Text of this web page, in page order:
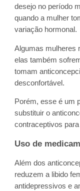
desejo no período
quando a mulher
variação hormonal.
Algumas mulheres
elas também
tomam
desconfortável.
Porém, esse é um
substituir o
contraceptivos
Uso de
Além dos
reduzem a libido
antidepressivos e